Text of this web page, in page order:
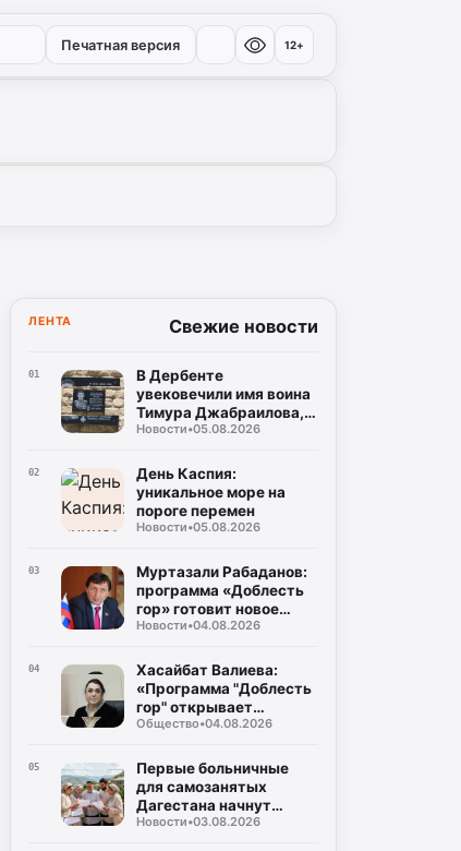
Печатная версия 12+
ЛЕНТА Свежие новости
01
В Дербенте
увековечили имя воина
Тимура Джабраилова,
отдавшего жизнь за
Новости•05.08.2026
02
День Каспия:
уникальное море на
пороге перемен
Новости•05.08.2026
03
Муртазали Рабаданов:
программа «Доблесть
гор» готовит новое
поколение
Дагестана
Новости•04.08.2026
04
Хасайбат Валиева:
«Программа "Доблесть
гор" открывает
участникам СВО новые
служения Дагестану»
Общество•04.08.2026
05
Первые больничные
для самозанятых
Дагестана начнут
выплачивать уже в
Новости•03.08.2026